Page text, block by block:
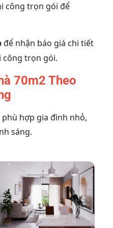
công trọn gói để
để nhận báo giá chi tiết
công trọn gói.
70m2 Theo
hợp gia đình nhỏ,
sáng.